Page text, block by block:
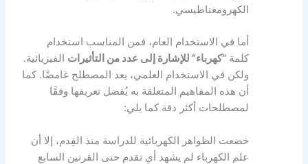
الكهرومغناطيسي.
أما في الاستخدام العام، فمن المناسب استخدام
كلمة“كهرباء” للإشارة إلى عدد من التأثيرات الفيزيائية.
ولكن في الاستخدام العلمي، يعد المصطلح غامضًا. كما
أن هذه المفاهيم المتعلقة به يُفضل تعريفها وفقًا
لمصطلحات أكثر دقة كما يلي:
خضعت الظواهر الكهربائية للدراسة منذ القِدم، إلا أن
علم الكهرباء لم يشهد أي تقدم حتى القرنين السابع